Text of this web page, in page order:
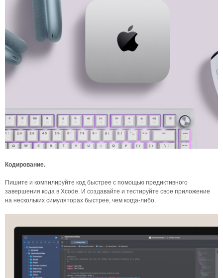
Кодирование.
Пишите и компилируйте код быстрее с помощью предиктивного
завершения кода в Xcode. И создавайте и тестируйте свое приложение
на нескольких симуляторах быстрее, чем когда-либо.